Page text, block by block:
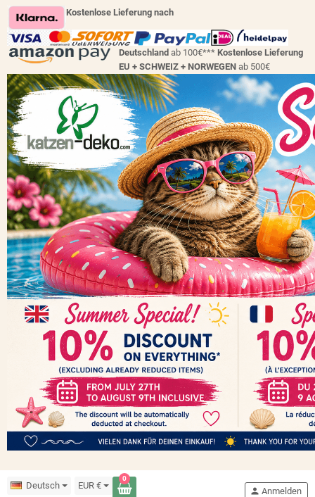
Kostenlose Lieferung nach
Deutschland ab 100€*** Kostenlose Lieferung
EU + SCHWEIZ + NORWEGEN ab 500€
Deutsch EUR €
0
person Anmelden